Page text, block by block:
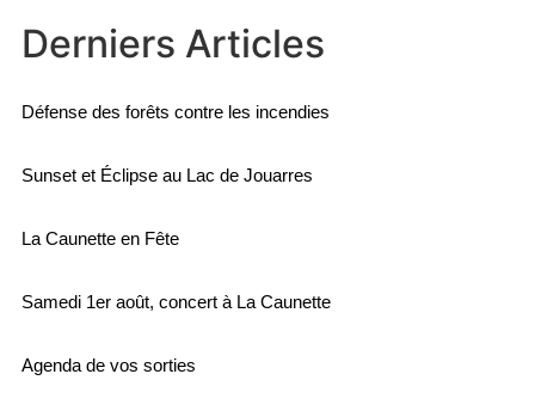
Derniers Articles
Défense des forêts contre les incendies
Sunset et Éclipse au Lac de Jouarres
La Caunette en Fête
Samedi 1er août, concert à La Caunette
Agenda de vos sorties